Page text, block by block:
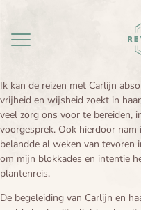
Home
aanbod
Ayahuasca
agenda
Ik kan de reizen met Carlijn
vrijheid en wijsheid zoekt in
veel zorg ons voor te bereiden,
voorgesprek. Ook hierdoor nam
belandde al weken van tevoren
om mijn blokkades en intentie
plantenreis.
De begeleiding van Carlijn en